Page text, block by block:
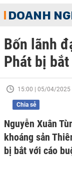
DOANH
Bốn lãnh
Phát bị bắt
15:00 | 05/04/2025
Chia sẻ
Nguyễn Xuân
khoáng sản
bị bắt với cáo